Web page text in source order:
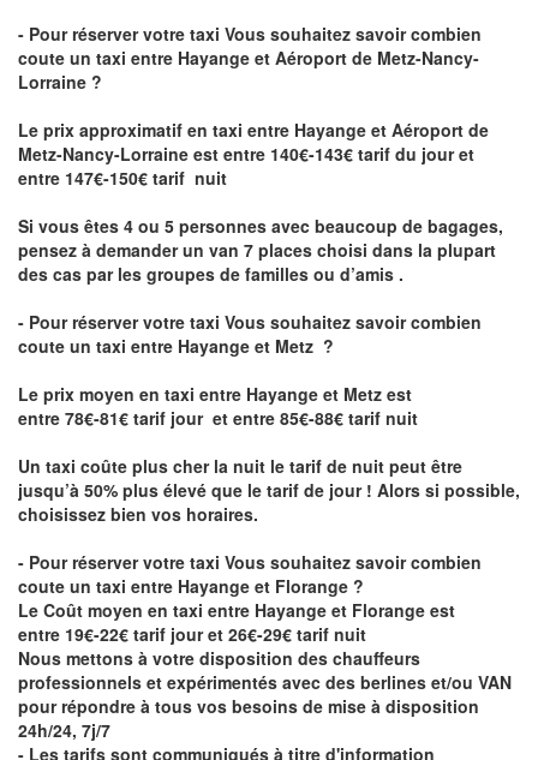
- Pour réserver votre taxi Vous souhaitez savoircombien
coute un taxi entre Hayange et Aéroport de Metz-Nancy-
Lorraine ?
Le prix approximatif en taxi entre Hayange et Aéroport de
Metz-Nancy-Lorraine est entre 140€-143€ tarif du jour et
entre 147€-150€ tarif nuit
Si vous êtes 4 ou 5 personnes avec beaucoup de bagages,
pensez à demander un van 7 places choisi dans la plupart
des cas par les groupes de familles ou d’amis .
- Pour réserver votre taxi Vous souhaitez savoircombien
coute un taxi entre Hayange et Metz ?
Le prix moyen en taxi entre Hayange et Metz est
entre 78€-81€ tarif jour et entre 85€-88€ tarif nuit
Un taxi coûte plus cher la nuit le tarif de nuit peut être
jusqu’à 50% plus élevé que le tarif de jour ! Alors si possible,
choisissez bien vos horaires.
- Pour réserver votre taxi Vous souhaitez savoircombien
coute un taxi entre Hayange et Florange ?
Le Coût moyen en taxi entre Hayange et Florange est
entre 19€-22€ tarif jour et 26€-29€ tarif nuit
Nous mettons à votre disposition des chauffeurs
professionnels et expérimentés avec des berlines et/ou VAN
pour répondre à tous vos besoins de mise à disposition
24h/24, 7j/7
- Les tarifs sont communiqués à titre d'information